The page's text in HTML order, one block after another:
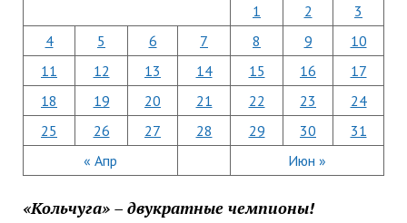
« Апр Июн »
1 2
3
4
5 6 7 8 9
10
11
12 13 14 15 16
17
18
19 20 21 22 23
24
25
26 27 28 29 30 31
«Кольчуга» – двукратные чемпионы!